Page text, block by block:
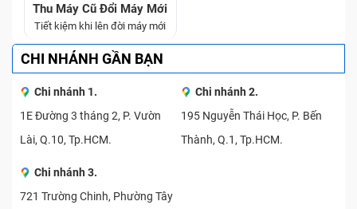
Những dịch vụ sửa chữa điện thoại Xiaomi
Thu Máy Cũ Đổi Máy Mới
Tiết kiệm khi lên đời máy mới
CHI NHÁNH GẦN BẠN
Chi nhánh 1.
1E Đường 3 tháng 2, P. Vườn
Lài, Q.10, Tp.HCM.
Chi nhánh 2.
195 Nguyễn Thái Học, P. Bến
Thành, Q.1, Tp.HCM.
Chi nhánh 3.
721 Trường Chinh, Phường Tây